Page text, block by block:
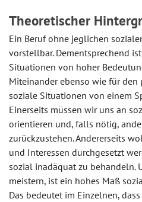
Theoretischer
Ein Beruf ohne jeglichen
vorstellbar. Dementsprechend
Situationen von hoher
Miteinander ebenso wie für
soziale Situationen von einem
Einerseits müssen wir uns an
orientieren und, falls nötig,
zurückzustehen. Andererseits
und Interessen durchgesetzt
sozial inadäquat zu behandeln.
meistern, ist ein hohes Maß
Das bedeutet im Einzelnen,